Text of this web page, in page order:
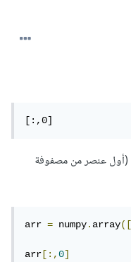
[:,0]
عنصر من مصفوفة
arr = numpy.array
arr [:,0]